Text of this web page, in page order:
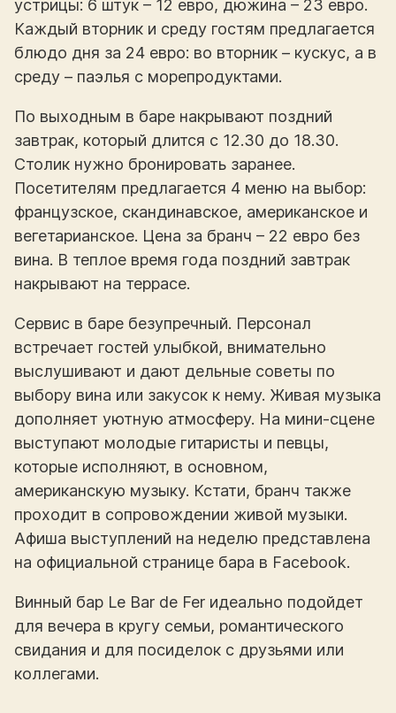
устрицы: 6 штук – 12 евро, дюжина – 23 евро.
Каждый вторник и среду гостям предлагается
блюдо дня за 24 евро: во вторник – кускус, а в
среду – паэлья с морепродуктами.
По выходным в баре накрывают поздний
завтрак, который длится с 12.30 до 18.30.
Столик нужно бронировать заранее.
Посетителям предлагается 4 меню на выбор:
французское, скандинавское, американское и
вегетарианское. Цена за бранч – 22 евро без
вина. В теплое время года поздний завтрак
накрывают на террасе.
Сервис в баре безупречный. Персонал
встречает гостей улыбкой, внимательно
выслушивают и дают дельные советы по
выбору вина или закусок к нему. Живая музыка
дополняет уютную атмосферу. На мини-сцене
выступают молодые гитаристы и певцы,
которые исполняют, в основном,
американскую музыку. Кстати, бранч также
проходит в сопровождении живой музыки.
Афиша выступлений на неделю представлена
на официальной странице бара в Facebook.
Винный бар Le Bar de Fer идеально подойдет
для вечера в кругу семьи, романтического
свидания и для посиделок с друзьями или
коллегами.